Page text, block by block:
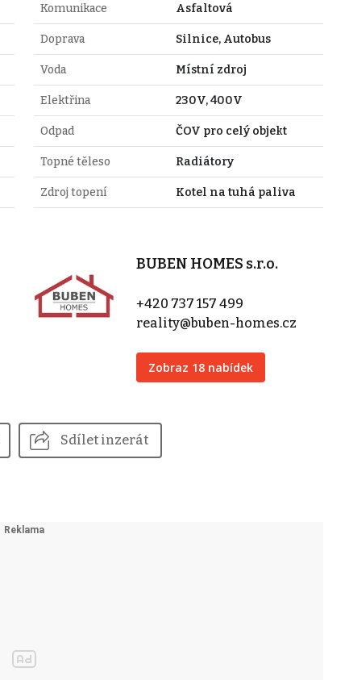
Komunikace Asfaltová
Doprava Silnice, Autobus
Voda Místní zdroj
Elektřina 230V, 400V
Odpad ČOV pro celý objekt
Topné těleso Radiátory
Zdroj topení Kotel na tuhá paliva
BUBEN HOMES s.r.o.
+420 737 157 499
reality@buben-homes.cz
Zobraz 18 nabídek
Sdílet inzerát